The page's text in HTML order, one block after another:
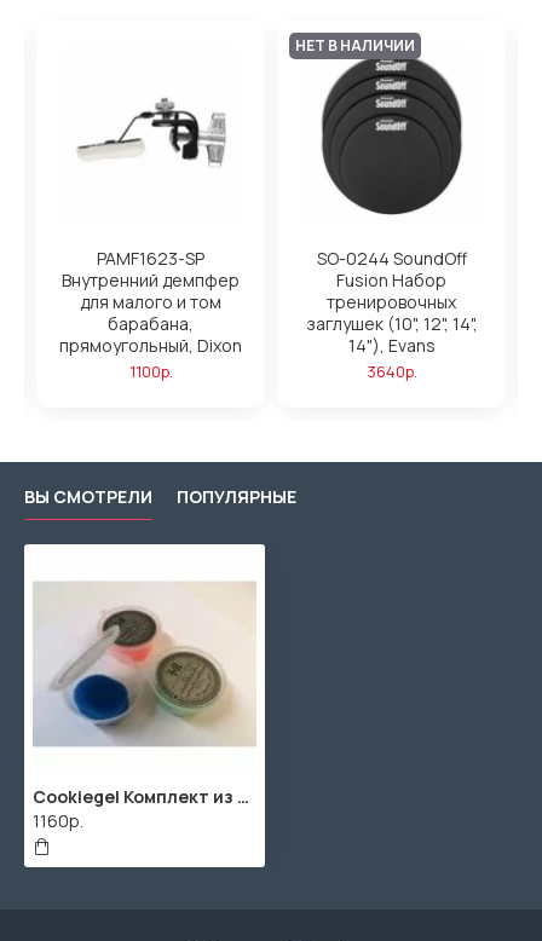
PAMF1623-SP
Внутренний демпфер
для малого и том
барабана,
прямоугольный, Dixon
1100р.
НЕТ В НАЛИЧИИ
SO-0244 SoundOff
Fusion Набор
тренировочных
заглушек (10", 12", 14",
14"), Evans
3640р.
ВЫ СМОТРЕЛИ ПОПУЛЯРНЫЕ
Cookiegel Комплект из 6 демпферных стикеров, CookiePad
1160р.